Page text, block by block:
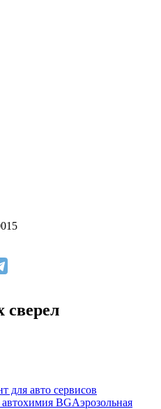
сверел
для авто сервисов
BGАэрозольная